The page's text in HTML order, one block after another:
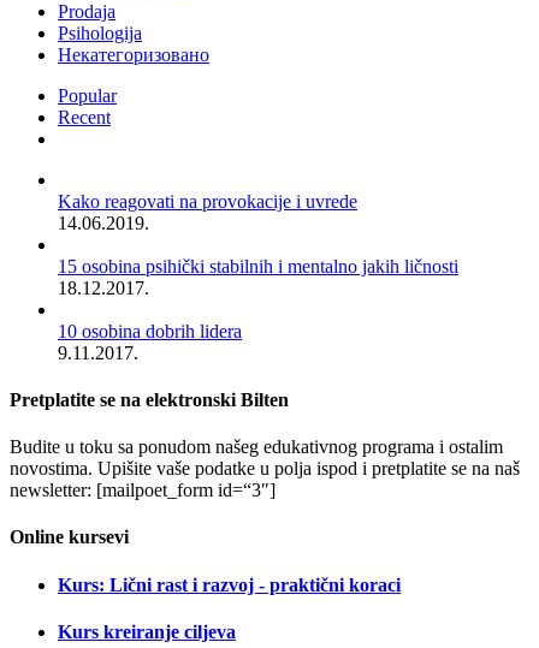
Prodaja
Psihologija
Некатегоризовано
Popular
Recent
Kako reagovati na provokacije i uvrede
14.06.2019.
15 osobina psihički stabilnih i mentalno jakih ličnosti
18.12.2017.
10 osobina dobrih lidera
9.11.2017.
Pretplatite se na elektronski Bilten
Budite u toku sa ponudom našeg edukativnog programa i ostalim
novostima. Upišite vaše podatke u polja ispod i pretplatite se na naš
newsletter: [mailpoet_form id=“3″]
Online kursevi
Kurs: Lični rast i razvoj - praktični koraci
Kurs kreiranje ciljeva